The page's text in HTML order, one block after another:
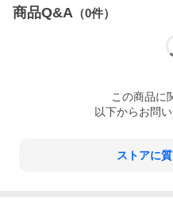
ボレロ：肩幅27cm
27cm
着用した際のサイ
座いますので御了
※アウトレット品な
了承ください。
商品Q&A （0件）
この商品に
以下からお問
ストアに